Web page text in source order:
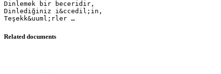
Dinlemek bir beceridir,
Dinlediğiniz i&ccedil;in,
Related documents